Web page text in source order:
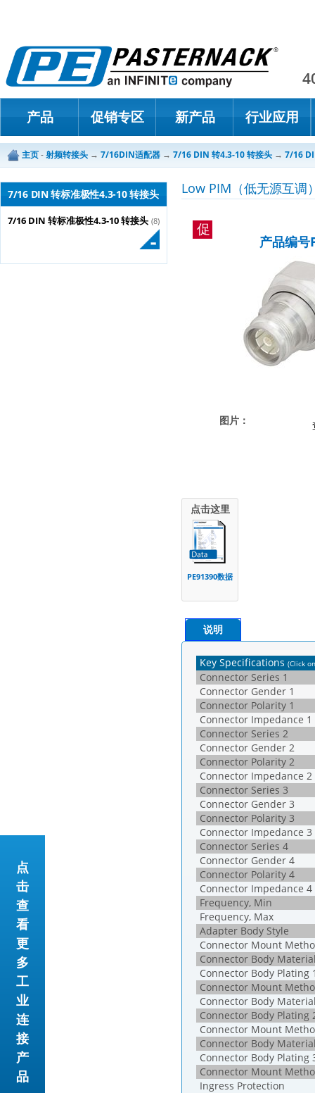
产品 促销专区 新产品 行业应用
主页-射频转接头 → 7/16DIN适配器 → 7/16 DIN 转4.3-10 转接头 → 7/16
7/16 DIN 转标准极性4.3-10 转接头
7/16 DIN 转标准极性4.3-10 转接头 (8)
Low PIM（低无源互调
促
产品编号
图片：
点击这里
PE91390数据
说明
Key Specifications (Click
Connector Series 1
Connector Gender 1
Connector Polarity 1
Connector Impedance 1
Connector Series 2
Connector Gender 2
Connector Polarity 2
Connector Impedance 2
Connector Series 3
Connector Gender 3
Connector Polarity 3
Connector Impedance 3
Connector Series 4
Connector Gender 4
Connector Polarity 4
Connector Impedance 4
Frequency, Min
Frequency, Max
Adapter Body Style
Connector Mount
Connector Body
Connector Body Plating
Connector Mount
Connector Body
Connector Body Plating
Connector Mount
Connector Body
Connector Body Plating
Connector Mount
Ingress Protection
点
击
查
看
更
多
工
业
连
接
产
品